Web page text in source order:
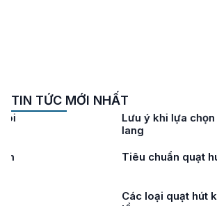
TIN TỨC MỚI NHẤT
Lưu ý khi lựa chọn quạt
Tiêu chuẩn quạt hút
Các loại quạt hút khói